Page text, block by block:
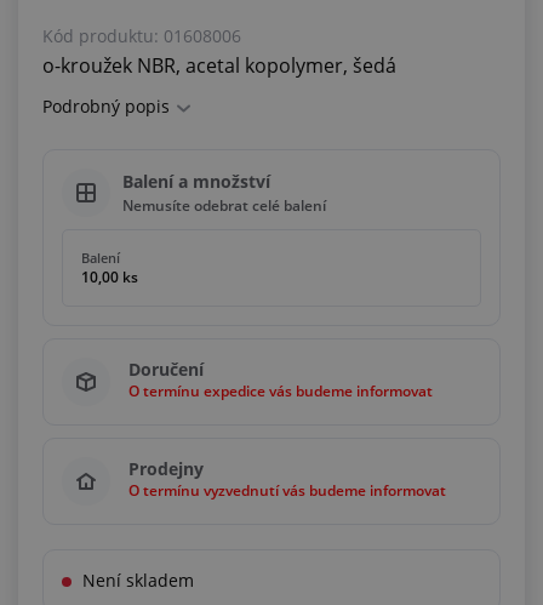
Kód produktu: 01608006
o-kroužek NBR, acetal kopolymer, šedá
Podrobný popis
Balení a množství
Nemusíte odebrat celé balení
Balení
10,00 ks
Doručení
O termínu expedice vás budeme informovat
Prodejny
O termínu vyzvednutí vás budeme informovat
Není skladem